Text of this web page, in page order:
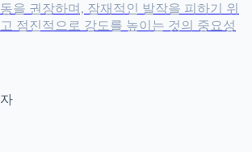
을 권장하며, 잠재적인 발작을 피하기 위
점진적으로 강도를 높이는 것의 중요성